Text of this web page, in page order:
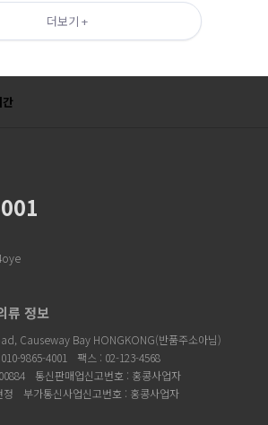
더보기 +
류 정보
Causeway Bay HONGKONG(반품주소아님)
9865-4001
팩스 : 02-123-4568
통신판매업신고번호 : 홍콩사업자
정
부가통신사업신고번호 : 홍콩사업자